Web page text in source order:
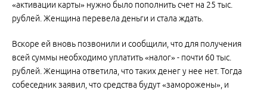
«активации карты» нужно было пополнить счет на 25 тыс.
рублей. Женщина перевела деньги и стала ждать.
Вскоре ей вновь позвонили и сообщили, что для получения
всей суммы необходимо уплатить «налог» - почти 60 тыс.
рублей. Женщина ответила, что таких денег у нее нет. Тогда
собеседник заявил, что средства будут «заморожены», и